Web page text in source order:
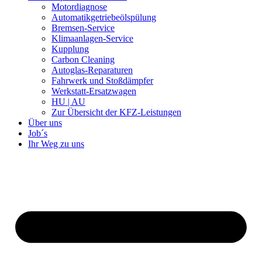
Motordiagnose
Automatikgetriebeölspülung
Bremsen-Service
Klimaanlagen-Service
Kupplung
Carbon Cleaning
Autoglas-Reparaturen
Fahrwerk und Stoßdämpfer
Werkstatt-Ersatzwagen
HU | AU
Zur Übersicht der KFZ-Leistungen
Über uns
Job´s
Ihr Weg zu uns